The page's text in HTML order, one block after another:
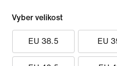
Vyber velikost
EU 38.5 EU